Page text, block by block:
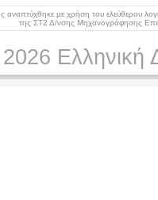
αναπτύχθηκε με χρήση του ελεύθερου
της ΣΤ2 Δ/νσης Μηχανογράφησης